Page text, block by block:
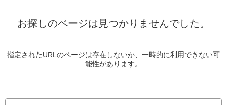
お探しのページは見つかりませんでした。
指定されたURLのページは存在しないか、一時的に利用できない可
能性があります。